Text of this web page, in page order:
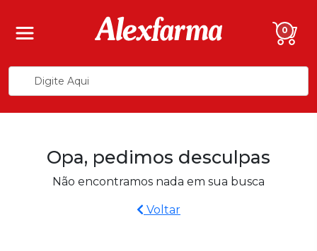
0
Opa, pedimos desculpas
Não encontramos nada em sua busca
Voltar